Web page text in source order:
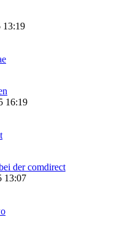
13:19
16:19
der comdirect
13:07